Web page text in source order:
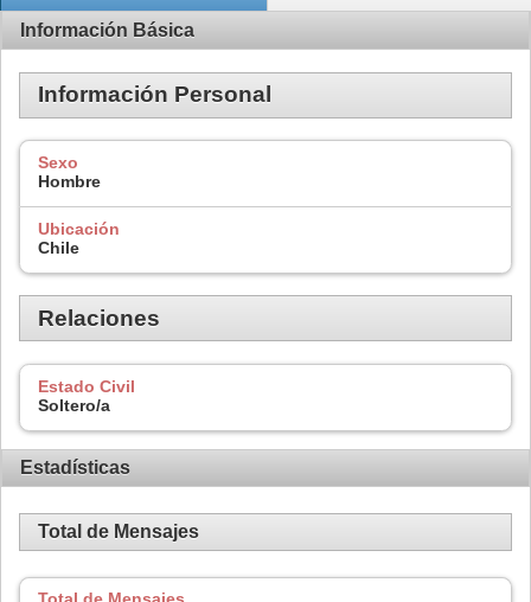
Información Básica
Información Personal
Sexo
Hombre
Ubicación
Chile
Relaciones
Estado Civil
Soltero/a
Estadísticas
Total de Mensajes